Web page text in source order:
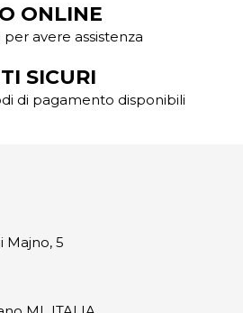
ONLINE
avere assistenza
SICURI
di pagamento disponibili
Majno, 5